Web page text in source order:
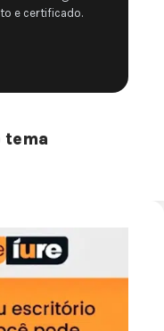
e certificado.
tema